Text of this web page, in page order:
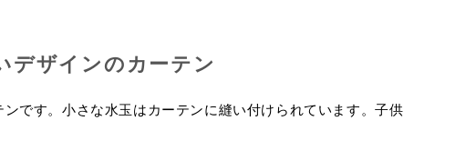
デザインのカーテン
です。小さな水玉はカーテンに縫い付けられています。子供